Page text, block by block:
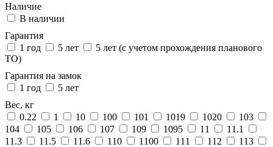
Наличие
В наличии
Гарантия
1 год
5 лет
5 лет (с учетом прохождения планового
ТО)
Гарантия на замок
1 год
5 лет
Вес, кг
0.22
1 10 100 101 1019 1020
103
104
105 106 107 109 1095 11
11.1
11.3
11.5 11.6 110 1100 111 112
113